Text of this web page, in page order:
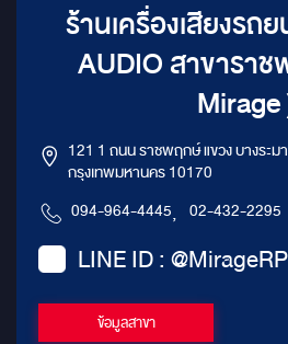
ร้านเครื่องเสียงรถ
AUDIO สาขาราชพฤกษ์ ( Vivi
Mirage
121 1 ถนน ราชพฤกษ์ แขวง บางระม
กรุงเทพมหานคร 10170
094-964-4445, 02-432-2295
LINE ID : @MirageRP
ข้อมูลสาขา